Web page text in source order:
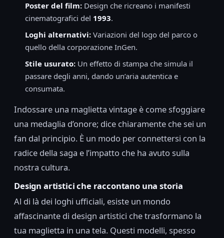
Poster del film: Design che ricreano i manifesti
cinematografici del 1993.
Loghi alternativi: Variazioni del logo del parco o
quello della corporazione InGen.
Stile usurato: Un effetto di stampa che simula il
passare degli anni, dando un’aria autentica e
consumata.
Indossare una maglietta vintage è come sfoggiare
una medaglia d’onore; dice chiaramente che sei un
fan dal principio. È un modo per connettersi con la
radice della saga e l’impatto che ha avuto sulla
nostra cultura.
Design artistici che raccontano una storia
Al di là dei loghi ufficiali, esiste un mondo
affascinante di design artistici che trasformano la
tua maglietta in una tela. Questi modelli, spesso